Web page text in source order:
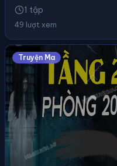
1 tập
49 lượt xem
Truyện Ma